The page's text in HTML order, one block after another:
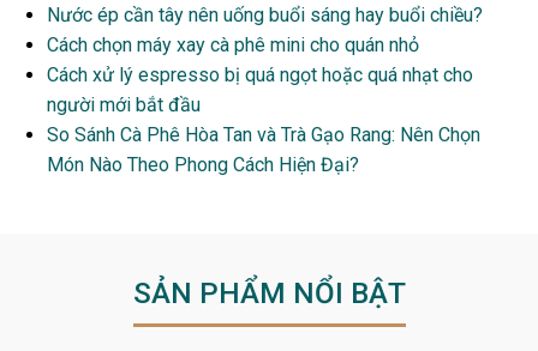
Nước ép cần tây nên uống buổi sáng hay buổi chiều?
Cách chọn máy xay cà phê mini cho quán nhỏ
Cách xử lý espresso bị quá ngọt hoặc quá nhạt cho
người mới bắt đầu
So Sánh Cà Phê Hòa Tan và Trà Gạo Rang: Nên Chọn
Món Nào Theo Phong Cách Hiện Đại?
SẢN PHẨM NỔI BẬT